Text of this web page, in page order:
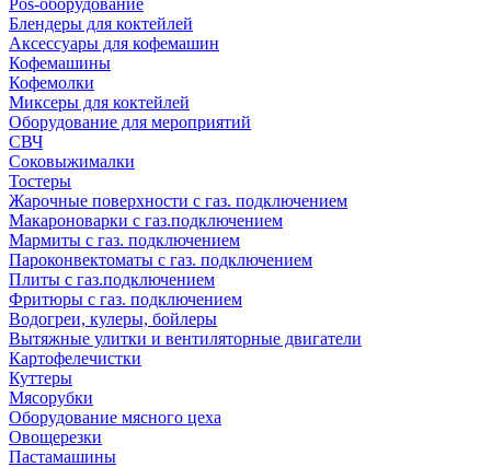
Pos-оборудование
Блендеры для коктейлей
Аксессуары для кофемашин
Кофемашины
Кофемолки
Миксеры для коктейлей
Оборудование для мероприятий
СВЧ
Соковыжималки
Тостеры
Жарочные поверхности с газ. подключением
Макароноварки с газ.подключением
Мармиты с газ. подключением
Пароконвектоматы с газ. подключением
Плиты с газ.подключением
Фритюры с газ. подключением
Водогреи, кулеры, бойлеры
Вытяжные улитки и вентиляторные двигатели
Картофелечистки
Куттеры
Мясорубки
Оборудование мясного цеха
Овощерезки
Пастамашины